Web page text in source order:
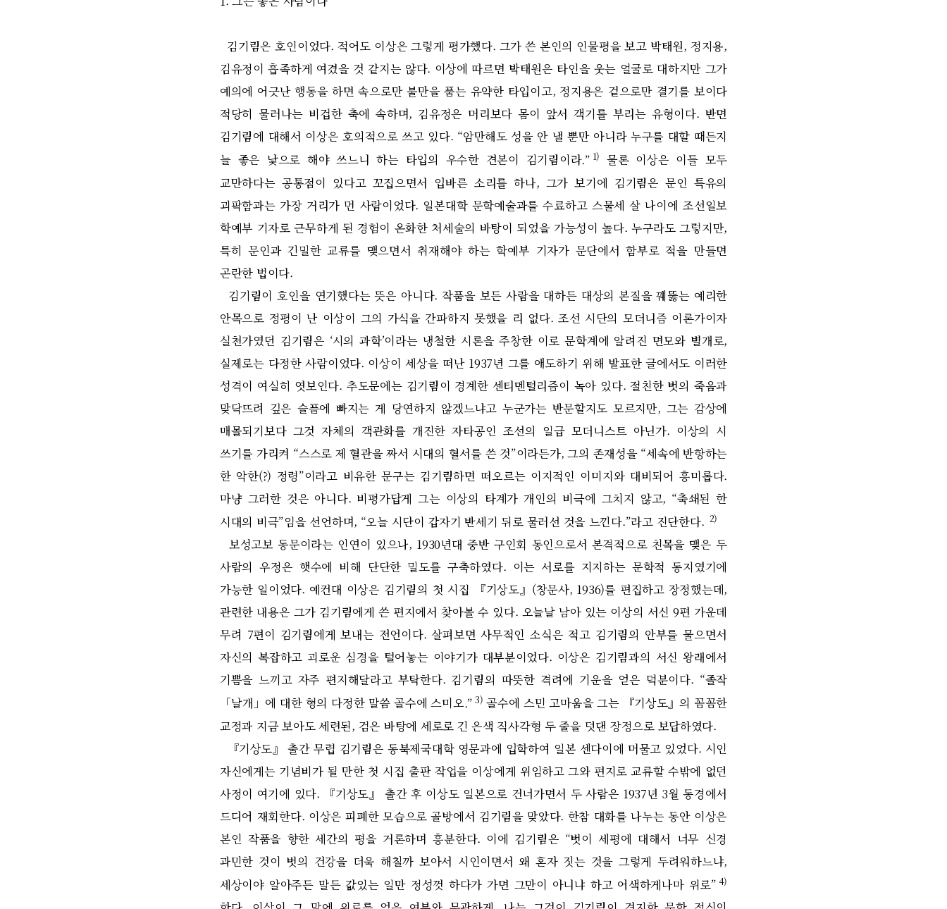
김기림은 호인이었다. 적어도 이상은 그렇게 평가했다. 그가 쓴 본인의 인물평을 보고 박태원, 정지용,
김유정이 흡족하게 여겼을 것 같지는 않다. 이상에 따르면 박태원은 타인을 웃는 얼굴로 대하지만 그가
예의에 어긋난 행동을 하면 속으로만 불만을 품는 유약한 타입이고, 정지용은 겉으로만 결기를 보이다
적당히 물러나는 비겁한 축에 속하며, 김유정은 머리보다 몸이 앞서 객기를 부리는 유형이다. 반면
김기림에 대해서 이상은 호의적으로 쓰고 있다. “암만해도 성을 안 낼 뿐만 아니라 누구를 대할 때든지
늘 좋은 낯으로 해야 쓰느니 하는 타입의 우수한 견본이 김기림이라.” 1) 물론 이상은 이들 모두
교만하다는 공통점이 있다고 꼬집으면서 입바른 소리를 하나, 그가 보기에 김기림은 문인 특유의
괴팍함과는 가장 거리가 먼 사람이었다. 일본대학 문학예술과를 수료하고 스물세 살 나이에 조선일보
학예부 기자로 근무하게 된 경험이 온화한 처세술의 바탕이 되었을 가능성이 높다. 누구라도 그렇지만,
특히 문인과 긴밀한 교류를 맺으면서 취재해야 하는 학예부 기자가 문단에서 함부로 적을 만들면
곤란한 법이다.
김기림이 호인을 연기했다는 뜻은 아니다.작품을 보든 사람을 대하든 대상의 본질을 꿰뚫는 예리한
안목으로 정평이 난 이상이 그의 가식을 간파하지 못했을 리 없다. 조선 시단의 모더니즘 이론가이자
실천가였던 김기림은 ‘시의 과학’이라는 냉철한 시론을 주창한 이로 문학계에 알려진 면모와 별개로,
실제로는 다정한 사람이었다. 이상이 세상을 떠난 1937년 그를 애도하기 위해 발표한 글에서도 이러한
성격이 여실히 엿보인다. 추도문에는 김기림이 경계한 센티멘털리즘이 녹아 있다. 절친한 벗의 죽음과
맞닥뜨려 깊은 슬픔에 빠지는 게 당연하지 않겠느냐고 누군가는 반문할지도 모르지만, 그는 감상에
매몰되기보다 그것 자체의 객관화를 개진한 자타공인 조선의 일급 모더니스트 아닌가. 이상의 시
쓰기를 가리켜 “스스로 제 혈관을 짜서 시대의 혈서를 쓴 것”이라든가,그의 존재성을 “세속에 반항하는
한 악한(?) 정령”이라고 비유한 문구는 김기림하면 떠오르는 이지적인 이미지와 대비되어 흥미롭다.
마냥 그러한 것은 아니다. 비평가답게 그는 이상의 타계가 개인의 비극에 그치지 않고, “축쇄된 한
시대의 비극”임을 선언하며, “오늘 시단이 갑자기 반세기 뒤로 물러선 것을 느낀다.”라고 진단한다. 2)
보성고보 동문이라는 인연이 있으나, 1930년대 중반 구인회 동인으로서 본격적으로 친목을 맺은 두
사람의 우정은 햇수에 비해 단단한 밀도를 구축하였다. 이는 서로를 지지하는 문학적 동지였기에
가능한 일이었다. 예컨대 이상은 김기림의 첫 시집 『기상도』(창문사, 1936)를 편집하고 장정했는데,
관련한 내용은 그가 김기림에게 쓴 편지에서 찾아볼 수 있다. 오늘날 남아 있는 이상의 서신9편 가운데
무려 7편이 김기림에게 보내는 전언이다. 살펴보면 사무적인 소식은 적고 김기림의 안부를 물으면서
자신의 복잡하고 괴로운 심경을 털어놓는 이야기가 대부분이었다. 이상은 김기림과의 서신 왕래에서
기쁨을 느끼고 자주 편지해달라고 부탁한다. 김기림의 따뜻한 격려에 기운을 얻은 덕분이다. “졸작
「날개 」 에 대한 형의 다정한 말씀 골수에 스미오.” 3) 골수에 스민 고마움을 그는 『기상도』 의 꼼꼼한
교정과 지금 보아도 세련된, 검은 바탕에 세로로 긴 은색 직사각형 두 줄을 덧댄 장정으로 보답하였다.
『기상도 』출간 무렵 김기림은 동북제국대학 영문과에 입학하여 일본 센다이에 머물고 있었다. 시인
자신에게는 기념비가 될 만한 첫 시집 출판 작업을 이상에게 위임하고 그와 편지로 교류할 수밖에 없던
사정이 여기에 있다. 『기상도 』 출간 후 이상도 일본으로 건너가면서 두 사람은 1937년 3월 동경에서
드디어 재회한다. 이상은 피폐한 모습으로 골방에서 김기림을 맞았다. 한참 대화를 나누는 동안 이상은
본인 작품을 향한 세간의 평을 거론하며 흥분한다. 이에 김기림은 “벗이 세평에 대해서 너무 신경
과민한 것이 벗의 건강을 더욱 해칠까 보아서 시인이면서 왜 혼자 짓는 것을 그렇게 두려워하느냐,
세상이야 알아주든 말든 값있는 일만 정성껏 하다가 가면 그만이 아니냐 하고 어색하게나마 위로” 4)